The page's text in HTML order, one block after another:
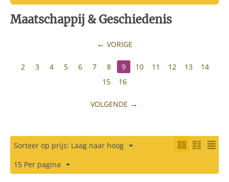
Maatschappij & Geschiedenis
VORIGE
2 3 4 5 6 7 8 9 10 11 12 13
14
15
16
VOLGENDE
Sorteer op prijs: Laag naar hoog
15 Per pagina